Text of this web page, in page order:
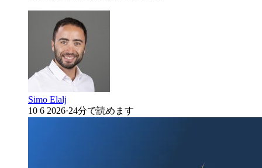
Simo Elalj
10 6 2026·24分で読めます